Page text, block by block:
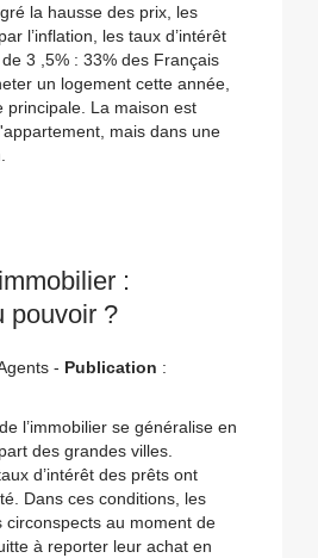
la hausse des prix, les
l’inflation, les taux d’intérêt
3 ,5% : 33% des Français
un logement cette année,
principale. La maison est
mais dans une
:
pouvoir ?
- Publication :
l’immobilier se généralise en
des grandes villes.
d’intérêt des prêts ont
Dans ces conditions, les
circonspects au moment de
à reporter leur achat en